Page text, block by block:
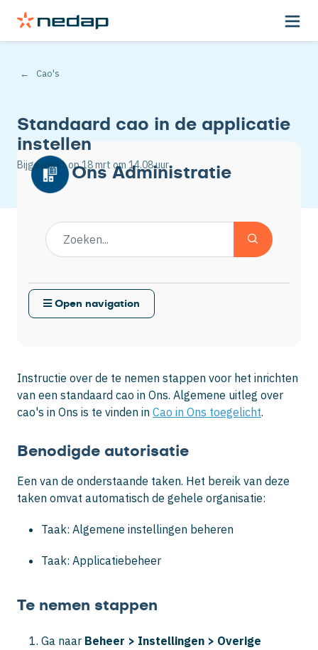
Cao's
Standaard cao in de applicatie
instellen
Bijgewerkt op18 mrt om 14.08 uur
Instructie over de te nemen stappen voor het inrichten
van een standaard cao in Ons. Algemene uitleg over
cao's in Ons is te vinden in Cao in Ons toegelicht.
Benodigde autorisatie
Een van de onderstaande taken. Het bereik van deze
taken omvat automatisch de gehele organisatie:
Taak: Algemene instellingen beheren
Taak: Applicatiebeheer
Te nemen stappen
Ga naar Beheer > Instellingen > Overige
Ons Administratie
Open navigation